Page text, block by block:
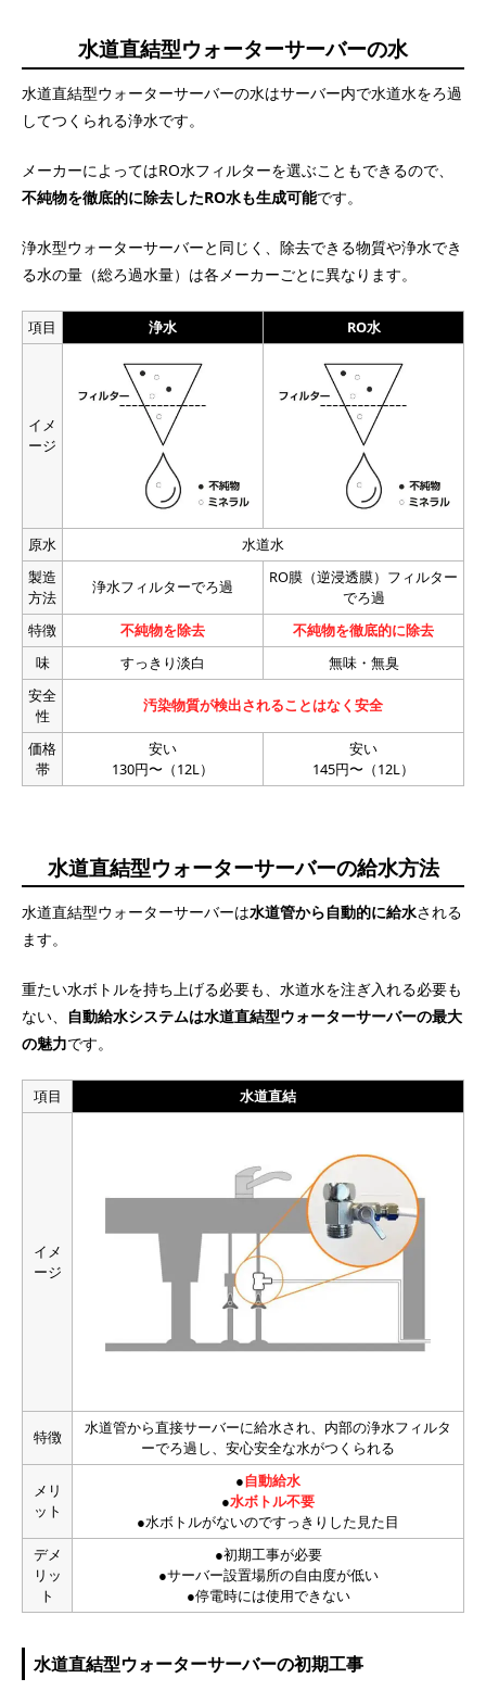
水道直結型ウォーターサーバーの水
水道直結型ウォーターサーバーの水はサーバー内で水道水をろ過
してつくられる浄水です。
メーカーによってはRO水フィルターを選ぶこともできるので、
不純物を徹底的に除去したRO水も生成可能です。
浄水型ウォーターサーバーと同じく、除去できる物質や浄水でき
る水の量（総ろ過水量）は各メーカーごとに異なります。
項目 浄水 RO水
イメ
ージ
原水
水道水
製造
方法
浄水フィルターでろ過
RO膜（逆浸透膜）フィルター
でろ過
特徴
不純物を除去
不純物を徹底的に除去
味
すっきり淡白
無味・無臭
安全
性
汚染物質が検出されることはなく安全
価格
帯
安い
130円〜（12L）
安い
145円〜（12L）
水道直結型ウォーターサーバーの給水方法
水道直結型ウォーターサーバーは水道管から自動的に給水される
ます。
重たい水ボトルを持ち上げる必要も、水道水を注ぎ入れる必要も
ない、
自動給水システムは水道直結型ウォーターサーバーの最大
の魅力です。
項目 水道直結
イメ
ージ
特徴
水道管から直接サーバーに給水され、内部の浄水フィルタ
ーでろ過し、安心安全な水がつくられる
メリ
ット
●自動給水
●水ボトル不要
●水ボトルがないのですっきりした見た目
デメ
リッ
ト
●初期工事が必要
●サーバー設置場所の自由度が低い
●停電時には使用できない
水道直結型ウォーターサーバーの初期工事